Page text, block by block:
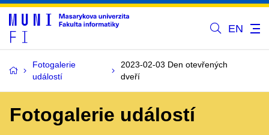
EN
Fotogalerie
událostí
2023-02-03 Den otevřených
dveří
Fotogalerie událostí